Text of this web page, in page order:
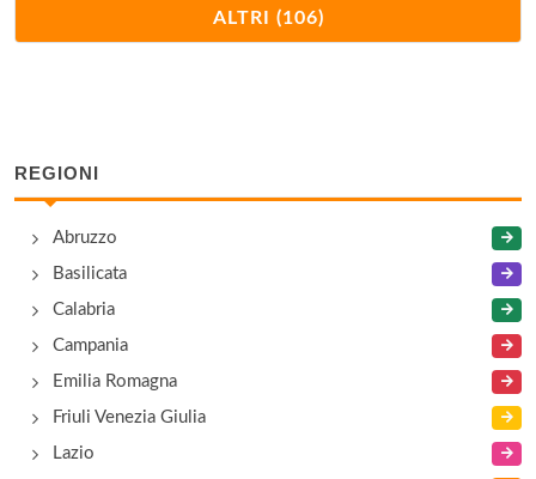
via Tommaso Grossi 2, Como
Antico Pozzo
salita Mella 26, Bellagio
Arcade
S.S. dei Giovi 40, Grandate
ALTRI (106)
REGIONI
Abruzzo
Basilicata
Calabria
Campania
Emilia Romagna
Friuli Venezia Giulia
Lazio